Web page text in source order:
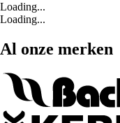
Loading...
Loading...
Al onze merken